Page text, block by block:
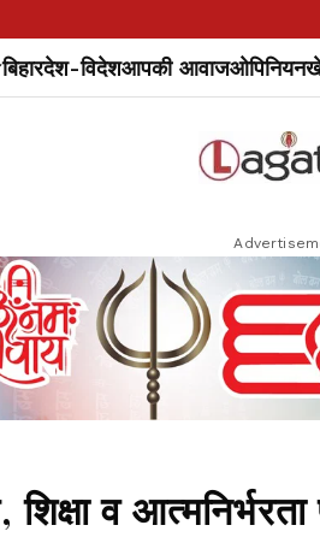
बिहारदेश-विदेशआपकी आवाजओपिनियन
व